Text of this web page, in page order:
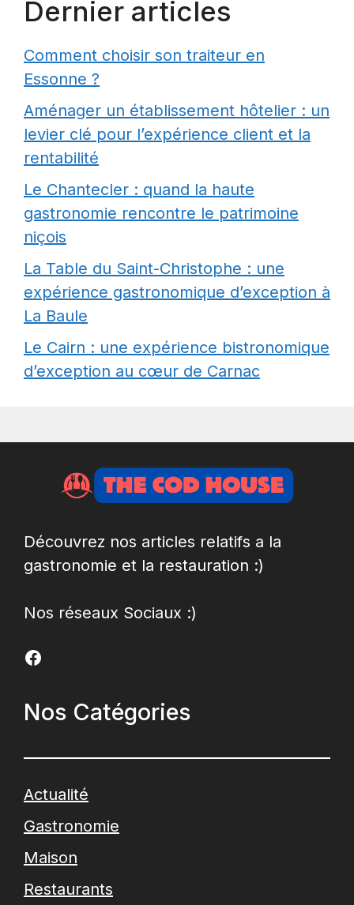
Dernier articles
Comment choisir son traiteur en
Essonne ?
Aménager un établissement hôtelier : un
levier clé pour l’expérience client et la
rentabilité
Le Chantecler : quand la haute
gastronomie rencontre le patrimoine
niçois
La Table du Saint-Christophe : une
expérience gastronomique d’exception à
La Baule
Le Cairn : une expérience bistronomique
d’exception au cœur de Carnac
Découvrez nos articles relatifs a la
gastronomie et la restauration :)
Nos réseaux Sociaux :)
Facebook
Nos Catégories
Actualité
Gastronomie
Maison
Restaurants